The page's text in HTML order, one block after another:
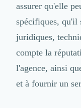
Design Industriel
Packaging & Emballages
Support Client
Téléphonie &
Maintenance et
BI, Analytics & Big Data
assurer qu'elle
spécifiques, qu'il
juridiques,
compte la
l'agence, ainsi
et à fournir un